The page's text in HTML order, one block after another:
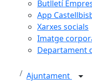
Butlletí
App
Xarxes socials
Imatge
Departament
Ajuntament